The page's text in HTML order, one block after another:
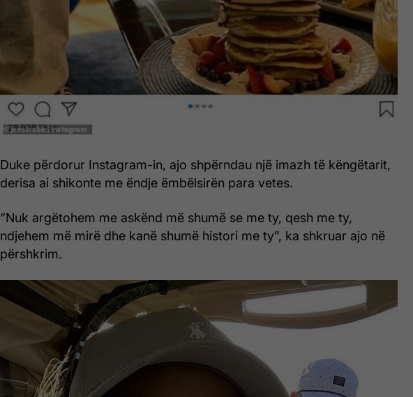
Duke përdorur Instagram-in, ajo shpërndau një imazh të këngëtarit,
derisa ai shikonte me ëndje ëmbëlsirën para vetes.
“Nuk argëtohem me askënd më shumë se me ty, qesh me ty,
ndjehem më mirë dhe kanë shumë histori me ty”, ka shkruar ajo në
përshkrim.